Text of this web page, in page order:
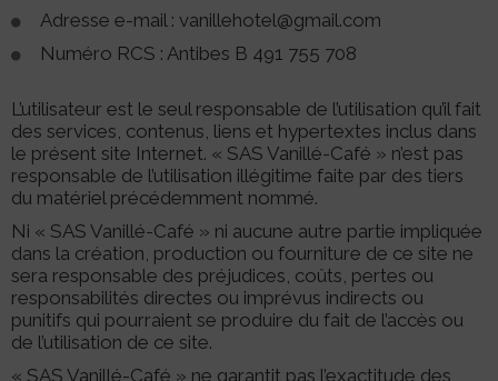
Adresse e-mail : vanillehotel@gmail.com
Numéro RCS : Antibes B 491 755 708
L’utilisateur est le seul responsable de l’utilisation qu’il fait
des services, contenus, liens et hypertextes inclus dans
le présent site Internet. « SAS Vanillé-Café » n’est pas
responsable de l’utilisation illégitime faite par des tiers
du matériel précédemment nommé.
Ni « SAS Vanillé-Café » ni aucune autre partie impliquée
dans la création, production ou fourniture de ce site ne
sera responsable des préjudices, coûts, pertes ou
responsabilités directes ou imprévus indirects ou
punitifs qui pourraient se produire du fait de l’accès ou
de l’utilisation de ce site.
« SAS Vanillé-Café » ne garantit pas l’exactitude des